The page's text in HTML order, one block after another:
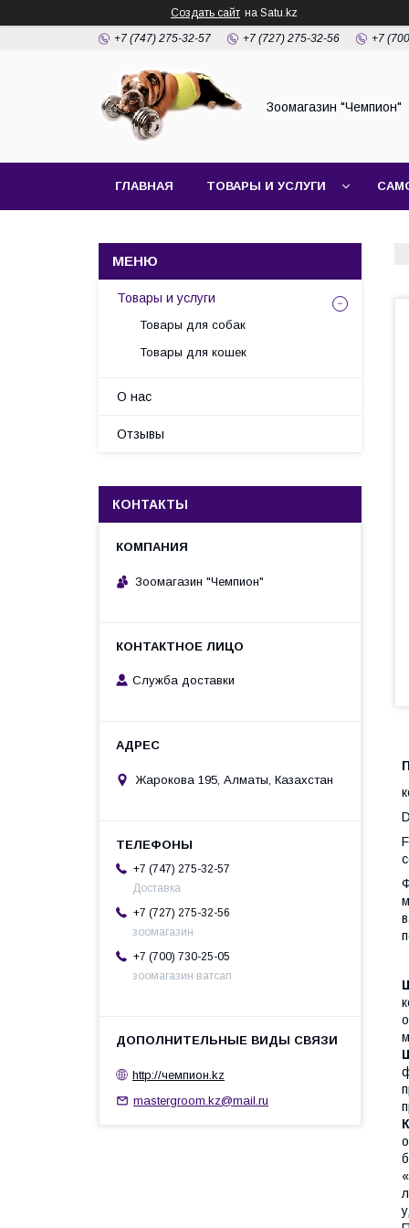
Создать сайт на Satu.kz
+7 (747) 275-32-57 +7 (727) 275-32-56 +7
Зоомагазин "Чемпион"
ГЛАВНАЯ ТОВАРЫ И УСЛУГИ
Товары и услуги
Товары для собак
Товары для кошек
О нас
Отзывы
КОНТАКТЫ
Зоомагазин "Чемпион"
Служба доставки
Жарокова 195, Алматы, Казахстан
+7 (747) 275-32-57
Доставка
+7 (727) 275-32-56
зоомагазин
+7 (700) 730-25-05
зоомагазин ватсап
http://чемпион.kz
mastergroom.kz@mail.ru